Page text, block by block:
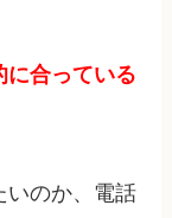
に合っている
いのか、電話